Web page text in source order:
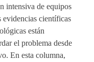
intensiva de equipos
evidencias científicas
están
el problema desde
En esta columna,